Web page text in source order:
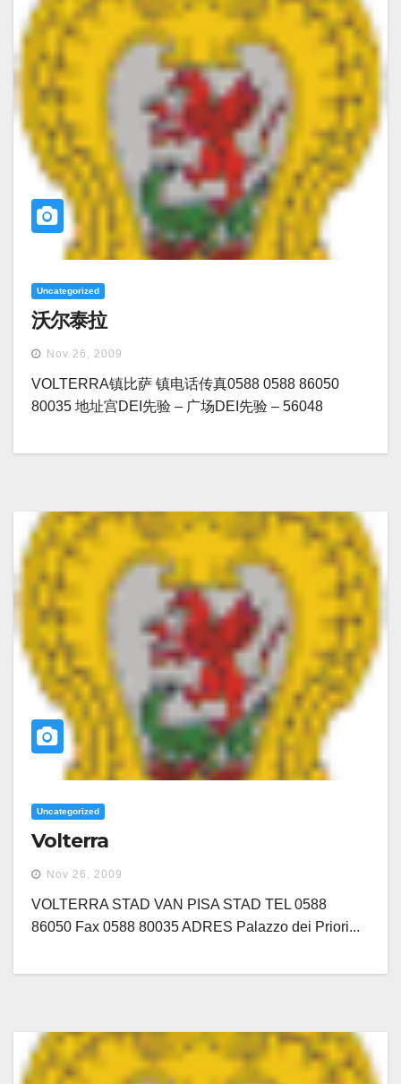
Uncategorized
沃尔泰拉
Nov 26, 2009
VOLTERRA镇比萨 镇电话传真0588 0588 86050
80035 地址宫DEI先验 – 广场DEI先验 – 56048
Uncategorized
Volterra
Nov 26, 2009
VOLTERRA STAD VAN PISA STAD TEL 0588
86050 Fax 0588 80035 ADRES Palazzo dei Priori...